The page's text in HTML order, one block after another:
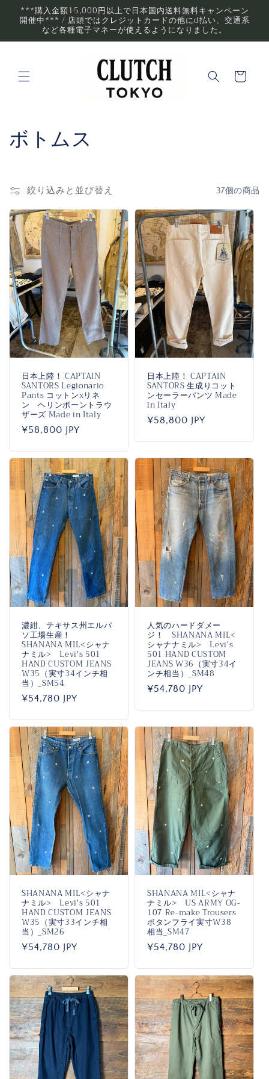
ンツに
進む
***購入金額15,000円以上で日本国内送料無料キャンペーン
開催中*** / 店頭ではクレジットカードの他にd払い、交通系
など各種電子マネーが使えるようになりました。
ー
コ
ク
シ
ョ
ン
:
ボトムス
絞り込みと並び替え 37個の商品
日本上陸！ CAPTAIN
SANTORS Legionario
Pants コットンxリネ
ン ヘリンボーントラウ
ザーズ Made in Italy
通
価
格
¥58,800 JPY
日本上陸！ CAPTAIN
SANTORS 生成りコット
ンセーラーパンツ Made
in Italy
通
格
¥58,800 JPY
濃紺、テキサス州エルパ
ソ工場生産！
SHANANA MIL<シャナ
ナミル> Levi's 501
HAND CUSTOM JEANS
W35（実寸34インチ相
当）_SM54
通
価
格
¥54,780 JPY
人気のハードダメー
ジ！ SHANANA MIL<
シャナナミル> Levi's
501 HAND CUSTOM
JEANS W36（実寸34イ
ンチ相当）_SM48
通
格
¥54,780 JPY
SHANANA MIL<シャナ
ナミル> Levi's 501
HAND CUSTOM JEANS
W35（実寸33インチ相
当）_SM26
通
価
格
¥54,780 JPY
SHANANA MIL<シャナ
ナミル> US ARMY OG-
107 Re-make Trousers
ボタンフライ実寸W38
相当_SM47
通
価
格
¥54,780 JPY